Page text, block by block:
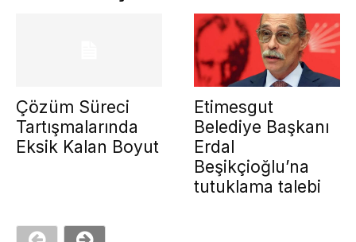
Çözüm Süreci
Tartışmalarında
Eksik Kalan Boyut
Etimesgut
Belediye Başkanı
Erdal
Beşikçioğlu’na
tutuklama talebi